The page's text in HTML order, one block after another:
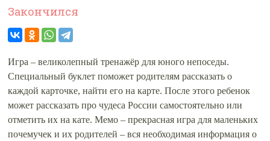
Закончился
Игра – великолепный тренажёр для юного непоседы.
Специальный буклет поможет родителям рассказать о
каждой карточке, найти его на карте. После этого ребенок
может рассказать про чудеса России самостоятельно или
отметить их на кате. Мемо – прекрасная игра для маленьких
почемучек и их родителей – вся необходимая информация о